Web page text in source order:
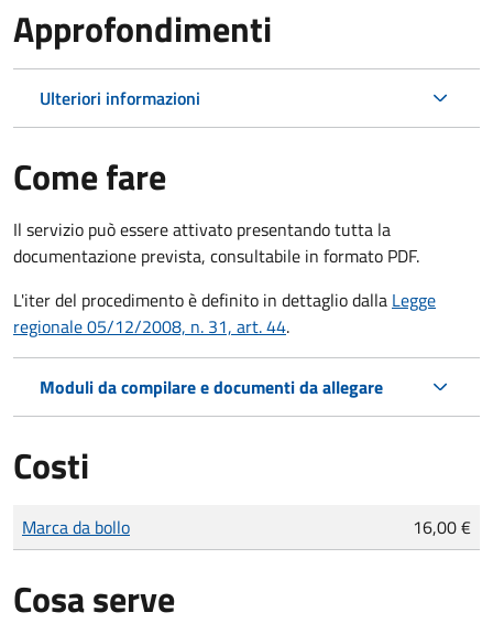
Approfondimenti
Ulteriori informazioni
Come fare
Il servizio può essere attivato presentando tutta la
documentazione prevista, consultabile in formato PDF.
L'iter del procedimento è definito in dettaglio dalla Legge
regionale 05/12/2008, n. 31, art. 44.
Moduli da compilare e documenti da allegare
Costi
Tipo di pagamento
Importo
Marca da bollo 16,00 €
Cosa serve